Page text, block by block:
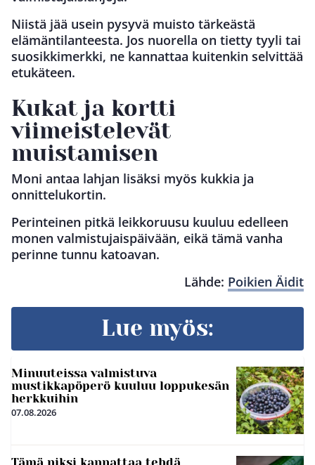
Niistä jää usein pysyvä muisto tärkeästä
elämäntilanteesta. Jos nuorella on tietty tyyli tai
suosikkimerkki, ne kannattaa kuitenkin selvittää
etukäteen.
Kukat ja kortti
viimeistelevät
muistamisen
Moni antaa lahjan lisäksi myös kukkia ja
onnittelukortin.
Perinteinen pitkä leikkoruusu kuuluu edelleen
monen valmistujaispäivään, eikä tämä vanha
perinne tunnu katoavan.
Lähde: Poikien Äidit
Lue myös:
Minuuteissa valmistuva
mustikkapöperö kuuluu loppukesän
herkkuihin
07.08.2026
Tämä niksi kannattaa tehdä